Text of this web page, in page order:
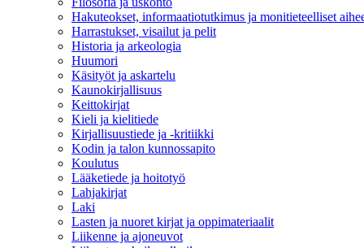
Hakuteokset, informaatiotutkimus ja monitieteelliset
Harrastukset, visailut ja pelit
Historia ja arkeologia
Huumori
Käsityöt ja askartelu
Kaunokirjallisuus
Keittokirjat
Kieli ja kielitiede
Kirjallisuustiede ja -kritiikki
Kodin ja talon kunnossapito
Koulutus
Lääketiede ja hoitotyö
Lahjakirjat
Laki
Lasten ja nuoret kirjat ja oppimateriaalit
Liikenne ja ajoneuvot